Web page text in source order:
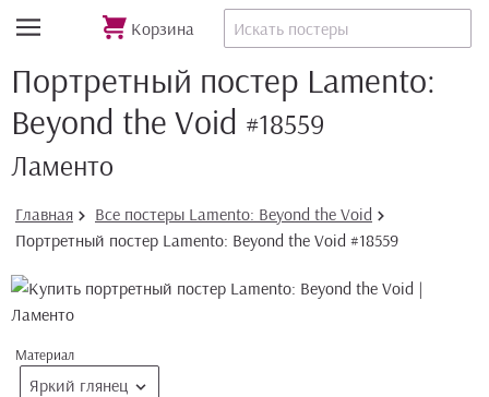
Корзина
Портретный постер Lamento:
Beyond the Void #18559
Ламенто
Главная
Все постеры Lamento: Beyond the Void
Портретный постер Lamento: Beyond the Void #18559
Материал
Яркий глянец